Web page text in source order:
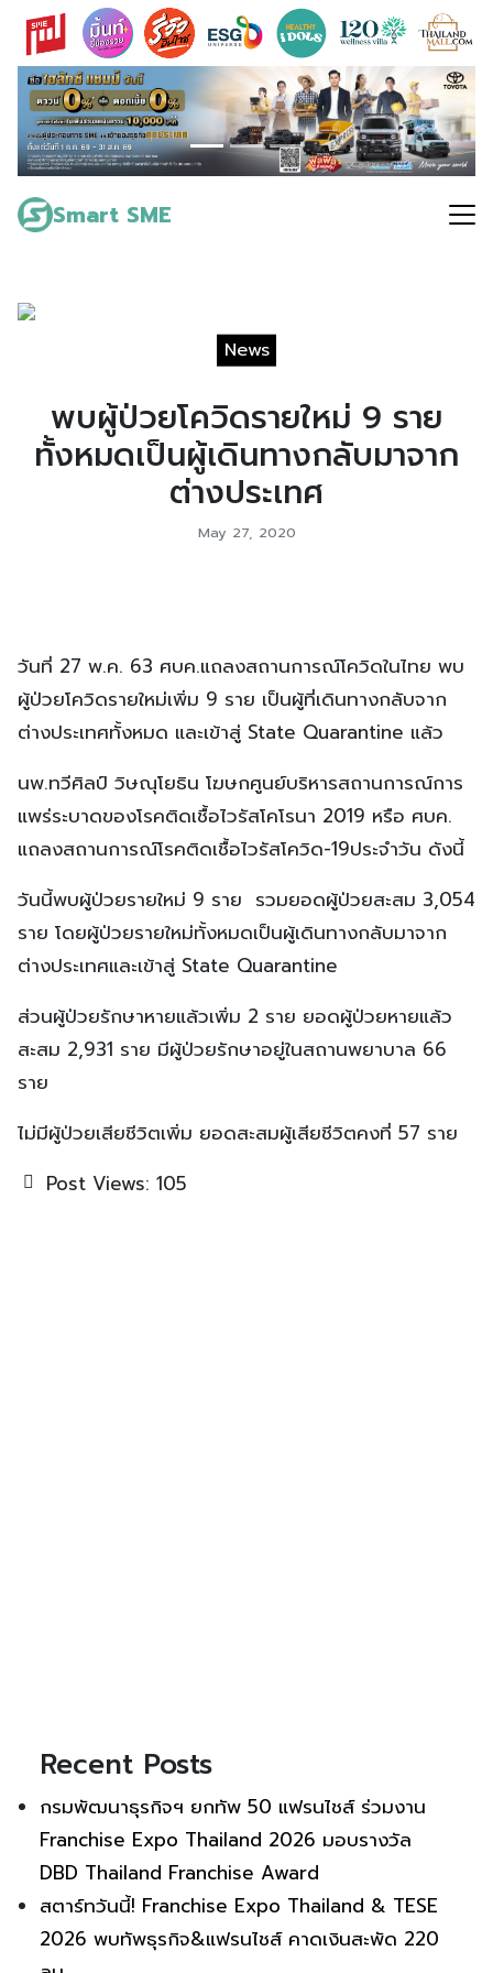
Skip
content
Smart SME
Search
for:
News
พบผู้ป่วยโควิดรายใหม่ 9 ราย
ทั้งหมดเป็นผู้เดินทางกลับมาจาก
ต่างประเทศ
May 27, 2020
วันที่ 27 พ.ค. 63 ศบค.แถลงสถานการณ์โควิดในไทย พบ
ผู้ป่วยโควิดรายใหม่เพิ่ม 9 ราย เป็นผู้ที่เดินทางกลับจาก
ต่างประเทศทั้งหมด และเข้าสู่ State Quarantine แล้ว
นพ.ทวีศิลป์ วิษณุโยธิน โฆษกศูนย์บริหารสถานการณ์การ
แพร่ระบาดของโรคติดเชื้อไวรัสโคโรนา 2019 หรือ ศบค.
แถลงสถานการณ์โรคติดเชื้อไวรัสโควิด-19ประจำวัน ดังนี้
วันนี้พบผู้ป่วยรายใหม่ 9 ราย รวมยอดผู้ป่วยสะสม 3,054
ราย โดยผู้ป่วยรายใหม่ทั้งหมดเป็นผู้เดินทางกลับมาจาก
ต่างประเทศและเข้าสู่ State Quarantine
ส่วนผู้ป่วยรักษาหายแล้วเพิ่ม 2 ราย ยอดผู้ป่วยหายแล้ว
สะสม 2,931 ราย มีผู้ป่วยรักษาอยู่ในสถานพยาบาล 66
ราย
ไม่มีผู้ป่วยเสียชีวิตเพิ่ม ยอดสะสมผู้เสียชีวิตคงที่ 57 ราย
Post Views: 105
Recent Posts
กรมพัฒนาธุรกิจฯ ยกทัพ 50 แฟรนไชส์ ร่วมงาน
Franchise Expo Thailand 2026 มอบรางวัล
DBD Thailand Franchise Award
สตาร์ทวันนี้! Franchise Expo Thailand & TESE
2026 พบทัพธุรกิจ&แฟรนไชส์ คาดเงินสะพัด 220